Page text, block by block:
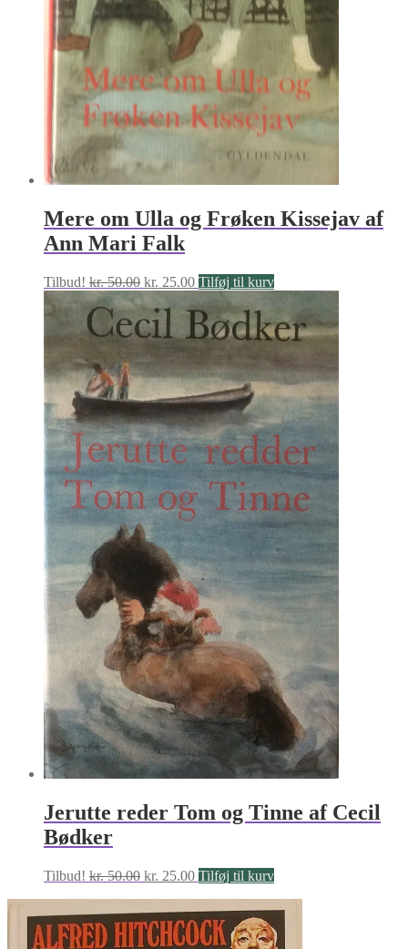
Mere om Ulla og Frøken Kissejav af
Ann Mari Falk
Tilbud! kr.50.00 Den
oprindelige
pris
var:
kr. 50.00.
kr. 25.00Den
aktuelle
pris
er:
kr. 25.00.
Tilføj til kurv
Jerutte reder Tom og Tinne af Cecil
Bødker
Tilbud! kr.50.00 Den
var:
kr. 50.00.
kr. 25.00Den
pris
er:
kr. 25.00.
Tilføj til kurv